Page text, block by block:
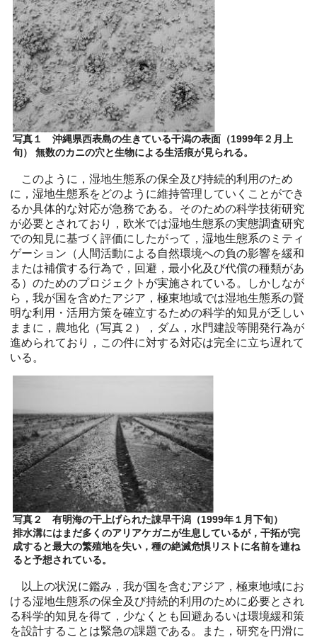
写真１ 沖縄県西表島の生きている干潟の表面（1999年２月上
旬） 無数のカニの穴と生物による生活痕が見られる。
このように，湿地生態系の保全及び持続的利用のため
に，湿地生態系をどのように維持管理していくことができ
るか具体的な対応が急務である。そのための科学技術研究
が必要とされており，欧米では湿地生態系の実態調査研究
での知見に基づく評価にしたがって，湿地生態系のミティ
ゲーション（人間活動による自然環境への負の影響を緩和
または補償する行為で，回避，最小化及び代償の種類があ
る）のためのプロジェクトが実施されている。しかしなが
ら，我が国を含めたアジア，極東地域では湿地生態系の賢
明な利用・活用方策を確立するための科学的知見が乏しい
ままに，農地化（写真２），ダム，水門建設等開発行為が
進められており，この件に対する対応は完全に立ち遅れて
いる。
写真２ 有明海の干上げられた諌早干潟（1999年１月下旬）
排水溝にはまだ多くのアリアケガニが生息しているが，干拓が完
成すると最大の繁殖地を失い，種の絶滅危惧リストに名前を連ね
ると予想されている。
以上の状況に鑑み，我が国を含むアジア，極東地域にお
ける湿地生態系の保全及び持続的利用のために必要とされ
る科学的知見を得て，少なくとも回避あるいは環境緩和策
を設計することは緊急の課題である。また，研究を円滑に